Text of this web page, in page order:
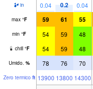
in 0.04 0.2 0.04
max °F 59 61 55
min °F 54 59 48
chill °F 54 59 48
Umido. % 78 76 70
Zero termico ft 13900 13800 14300